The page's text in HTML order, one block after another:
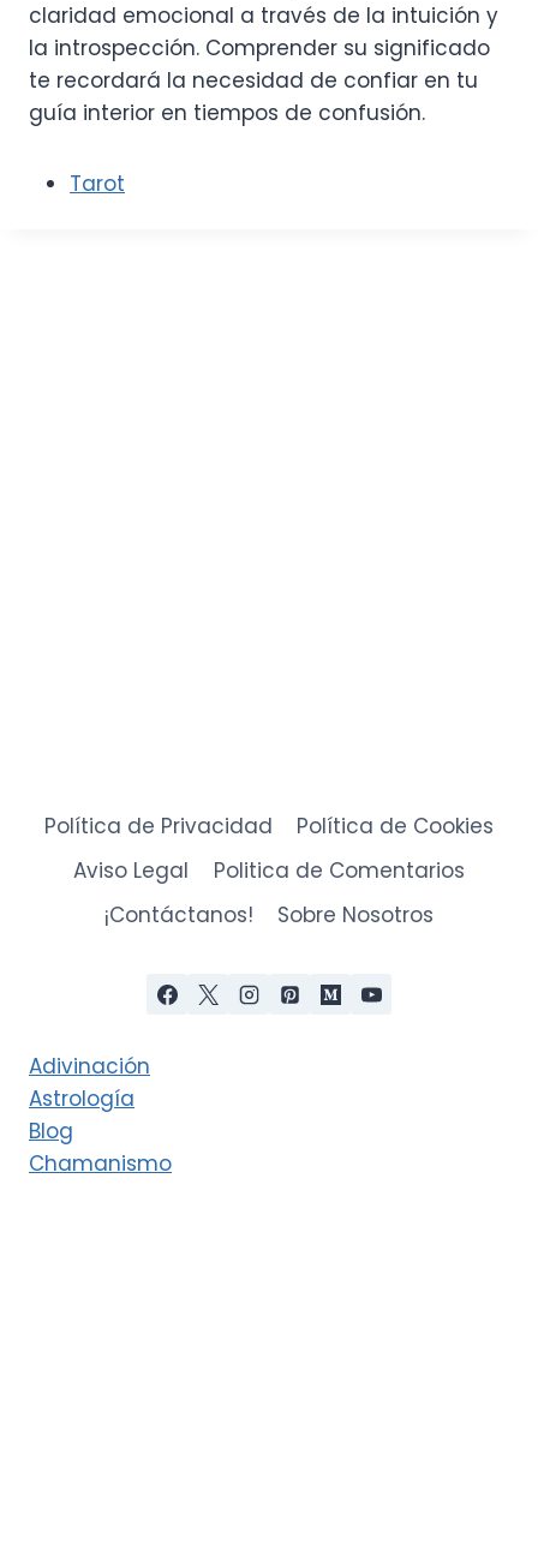
claridad emocional a través de la intuición y
la introspección. Comprender su significado
te recordará la necesidad de confiar en tu
guía interior en tiempos de confusión.
Tarot
Política de Privacidad
Política de Cookies
Aviso Legal
Politica de Comentarios
¡Contáctanos!
Sobre Nosotros
Adivinación
Astrología
Blog
Chamanismo